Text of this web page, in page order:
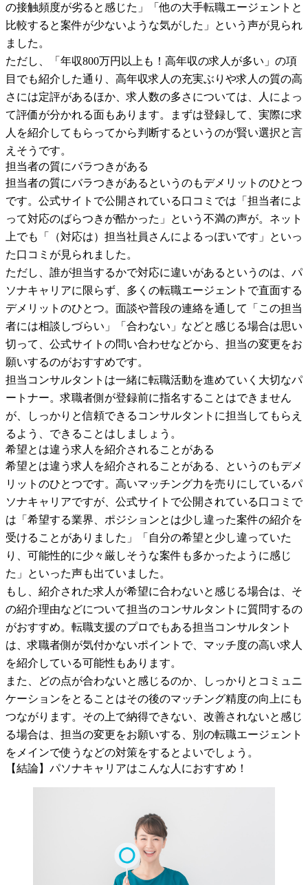
の接触頻度が劣ると感じた」「他の大手転職エージェントと
比較すると案件が少ないような気がした」という声が見られ
ました。
ただし、「年収800万円以上も！高年収の求人が多い」の項
目でも紹介した通り、高年収求人の充実ぶりや求人の質の高
さには定評があるほか、求人数の多さについては、人によっ
て評価が分かれる面もあります。まずは登録して、実際に求
人を紹介してもらってから判断するというのが賢い選択と言
えそうです。
担当者の質にバラつきがある
担当者の質にバラつきがあるというのもデメリットのひとつ
です。公式サイトで公開されている口コミでは「担当者によ
って対応のばらつきが酷かった」という不満の声が。ネット
上でも「（対応は）担当社員さんによるっぽいです」といっ
た口コミが見られました。
ただし、誰が担当するかで対応に違いがあるというのは、パ
ソナキャリアに限らず、多くの転職エージェントで直面する
デメリットのひとつ。面談や普段の連絡を通して「この担当
者には相談しづらい」「合わない」などと感じる場合は思い
切って、公式サイトの問い合わせなどから、担当の変更をお
願いするのがおすすめです。
担当コンサルタントは一緒に転職活動を進めていく大切なパ
ートナー。求職者側が登録前に指名することはできません
が、しっかりと信頼できるコンサルタントに担当してもらえ
るよう、できることはしましょう。
希望とは違う求人を紹介されることがある
希望とは違う求人を紹介されることがある、というのもデメ
リットのひとつです。高いマッチング力を売りにしているパ
ソナキャリアですが、公式サイトで公開されている口コミで
は「希望する業界、ポジションとは少し違った案件の紹介を
受けることがありました」「自分の希望と少し違っていた
り、可能性的に少々厳しそうな案件も多かったように感じ
た」といった声も出ていました。
もし、紹介された求人が希望に合わないと感じる場合は、そ
の紹介理由などについて担当のコンサルタントに質問するの
がおすすめ。転職支援のプロでもある担当コンサルタント
は、求職者側が気付かないポイントで、マッチ度の高い求人
を紹介している可能性もあります。
また、どの点が合わないと感じるのか、しっかりとコミュニ
ケーションをとることはその後のマッチング精度の向上にも
つながります。その上で納得できない、改善されないと感じ
る場合は、担当の変更をお願いする、別の転職エージェント
をメインで使うなどの対策をするとよいでしょう。
【結論】パソナキャリアはこんな人におすすめ！